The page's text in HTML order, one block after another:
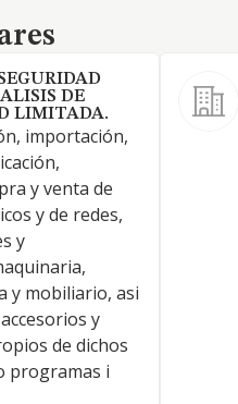
DE
LIMITADA.
importación,
y venta de
y de redes,
y
y mobiliario, asi
y
de dichos
programas i